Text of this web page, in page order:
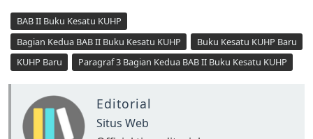
BAB II Buku Kesatu KUHP
Bagian Kedua BAB II Buku Kesatu KUHP
Buku Kesatu KUHP Baru
KUHP Baru
Paragraf 3 Bagian Kedua BAB II Buku Kesatu KUHP
Editorial
Situs Web